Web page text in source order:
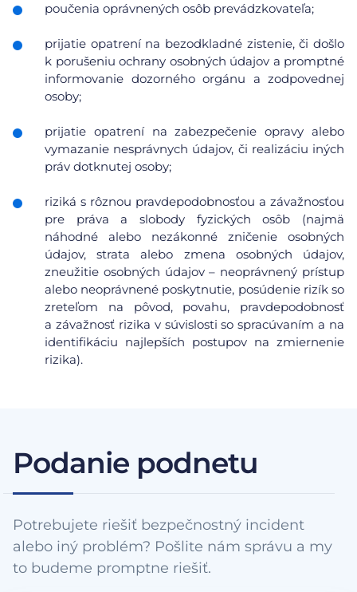
poučenia oprávnených osôb prevádzkovateľa;
prijatie opatrení na bezodkladné zistenie, či došlo
k porušeniu ochrany osobných údajov a promptné
informovanie dozorného orgánu a zodpovednej
osoby;
prijatie opatrení na zabezpečenie opravy alebo
vymazanie nesprávnych údajov, či realizáciu iných
práv dotknutej osoby;
riziká s rôznou pravdepodobnosťou a závažnosťou
pre práva a slobody fyzických osôb (najmä
náhodné alebo nezákonné zničenie osobných
údajov, strata alebo zmena osobných údajov,
zneužitie osobných údajov – neoprávnený prístup
alebo neoprávnené poskytnutie, posúdenie rizík so
zreteľom na pôvod, povahu, pravdepodobnosť
a závažnosť rizika v súvislosti so spracúvaním a na
identifikáciu najlepších postupov na zmiernenie
rizika).
Podanie podnetu
Potrebujete riešiť bezpečnostný incident
alebo iný problém? Pošlite nám správu a my
to budeme promptne riešiť.